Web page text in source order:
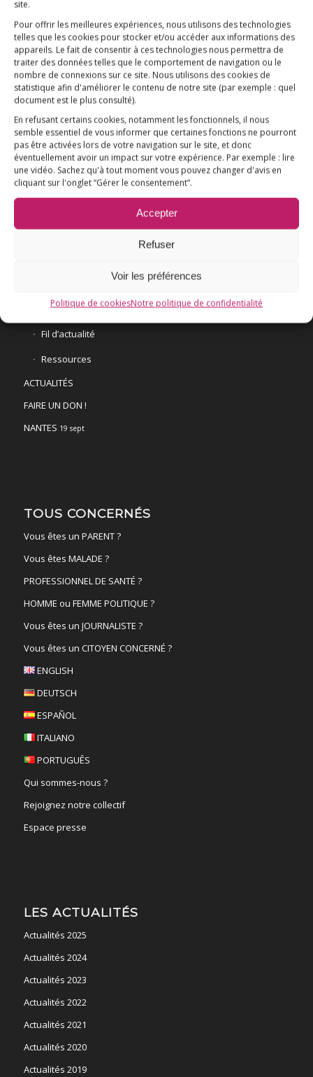
site.
Pour offrir les meilleures expériences, nous utilisons des technologies
telles que les cookies pour stocker et/ou accéder aux informations des
appareils. Le fait de consentir à ces technologies nous permettra de
traiter des données telles que le comportement de navigation ou le
nombre de connexions sur ce site. Nous utilisons des cookies de
statistique afin d'améliorer le contenu de notre site (par exemple : quel
document est le plus consulté).
En refusant certains cookies, notamment les fonctionnels, il nous
semble essentiel de vous informer que certaines fonctions ne pourront
pas être activées lors de votre navigation sur le site, et donc
éventuellement avoir un impact sur votre expérience. Par exemple : lire
une vidéo. Sachez qu'à tout moment vous pouvez changer d'avis en
cliquant sur l'onglet “Gérer le consentement”.
Accepter
Refuser
Voir les préférences
Politique de cookiesNotre politique de confidentialité
Association E3M
Qui sommes-nous ? AIDEZ-NOUS !
L’ESSENTIEL
COMPRENDRE
Vaccination HPV – FAQ
Chronologie
Fil d’actualité
Ressources
ACTUALITÉS
FAIRE UN DON !
NANTES 19 sept
TOUS CONCERNÉS
Vous êtes un PARENT ?
Vous êtes MALADE ?
PROFESSIONNEL DE SANTÉ ?
HOMME ou FEMME POLITIQUE ?
Vous êtes un JOURNALISTE ?
Vous êtes un CITOYEN CONCERNÉ ?
ENGLISH
DEUTSCH
ESPAÑOL
ITALIANO
PORTUGUÊS
Qui sommes-nous ?
Rejoignez notre collectif
Espace presse
LES ACTUALITÉS
Actualités 2025
Actualités 2024
Actualités 2023
Actualités 2022
Actualités 2021
Actualités 2020
Actualités 2019